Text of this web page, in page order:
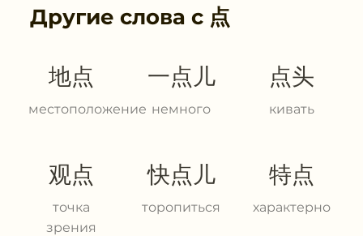
Другие слова с 点
地点
местоположение
一点儿
немного
点头
кивать
观点
точка
зрения
快点儿
торопиться
特点
характерно